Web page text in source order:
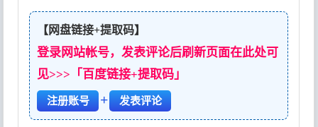
【网盘链接+提取码】
登录网站帐号，发表评论后刷新页面在此处可
见>>>「百度链接+提取码」
注册账号 + 发表评论